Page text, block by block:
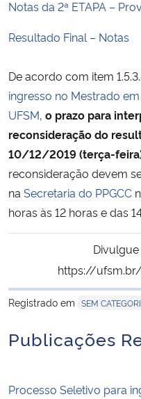
Controladoria-Geral da União
Ministério da Mulher, da Família e
Secretaria-Geral
Secretaria de Governo
Gabinete de Segurança
Advocacia-Geral da União
Notas da 2ª ETAPA –
Resultado Final – Notas
De acordo com item
ingresso no Mestrado
UFSM, o prazo para
reconsideração do
10/12/2019 (terça-
reconsideração devem
na Secretaria do PPGCC
horas às 12 horas e das
https://
Registrado em SEM
Publicações
Processo Seletivo para